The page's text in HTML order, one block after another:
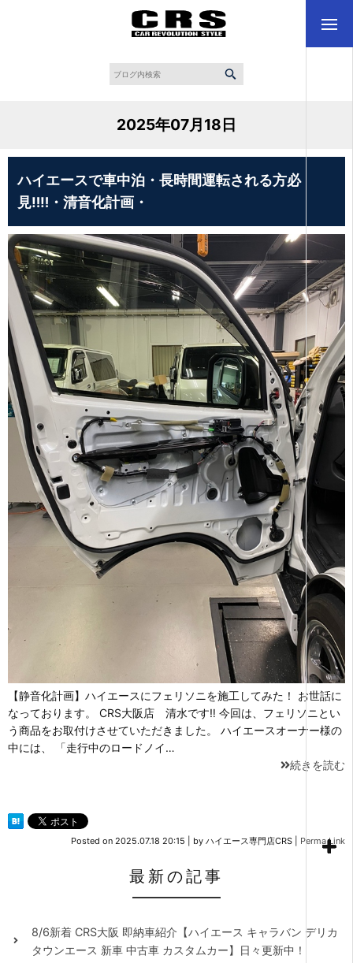
2025年07月18日
ハイエースで車中泊・長時間運転される方必
見‼‼・清音化計画・
【静音化計画】ハイエースにフェリソニを施工してみた！ お世話に
なっております。 CRS大阪店 清水です‼ 今回は、フェリソニとい
う商品をお取付けさせていただきました。 ハイエースオーナー様の
中には、 「走行中のロードノイ…
続きを読む
Posted on 2025.07.18 20:15 by ハイエース専門店CRS Perma Link
最新の記事
8/6新着 CRS大阪 即納車紹介【ハイエース キャラバン デリカ
タウンエース 新車 中古車 カスタムカー】日々更新中！